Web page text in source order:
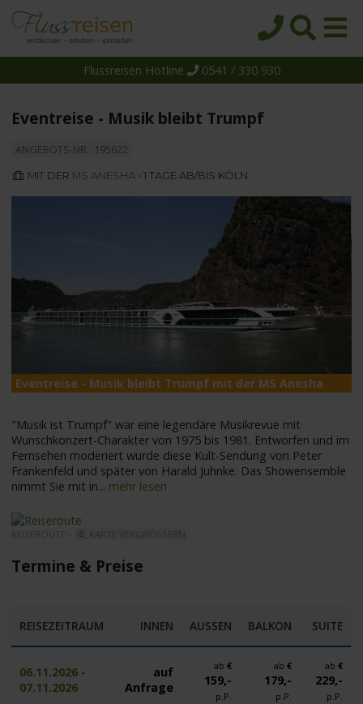
Reedereien
Wissen
Suche
Flussreisen Hotline 0541 / 330 930
Eventreise - Musik bleibt Trumpf
ANGEBOTS-NR.: 195622
MIT DER MS ANESHA• 1 TAGE AB/BIS KÖLN
Eventreise - Musik bleibt Trumpf mit der MS Anesha
"Musik ist Trumpf" war eine legendäre Musikrevue mit
Wunschkonzert-Charakter von 1975 bis 1981. Entworfen und im
Fernsehen moderiert wurde diese Kult-Sendung von Peter
Frankenfeld und später von Harald Juhnke. Das Showensemble
nimmt Sie mit in... mehr lesen
REISEROUTE -
Termine & Preise
REISEZEITRAUM INNEN AUSSEN BALKON SUITE
06.11.2026 -
07.11.2026
auf
Anfrage
ab€
159,-
p.P.
ab€
179,-
p.P.
ab€
229,-
p.P.